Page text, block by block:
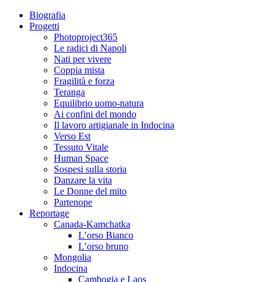
Biografia
Progetti
Photoproject365
Le radici di Napoli
Nati per vivere
Coppia mista
Fragilità e forza
Teranga
Equilibrio uomo-natura
Ai confini del mondo
Il lavoro artigianale in Indocina
Verso Est
Tessuto Vitale
Human Space
Sospesi sulla storia
Danzare la vita
Le Donne del mito
Partenope
Reportage
Canada-Kamchatka
L’orso Bianco
L’orso bruno
Mongolia
Indocina
Cambogia e Laos